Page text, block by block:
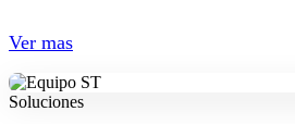
Ver mas
Soluciones